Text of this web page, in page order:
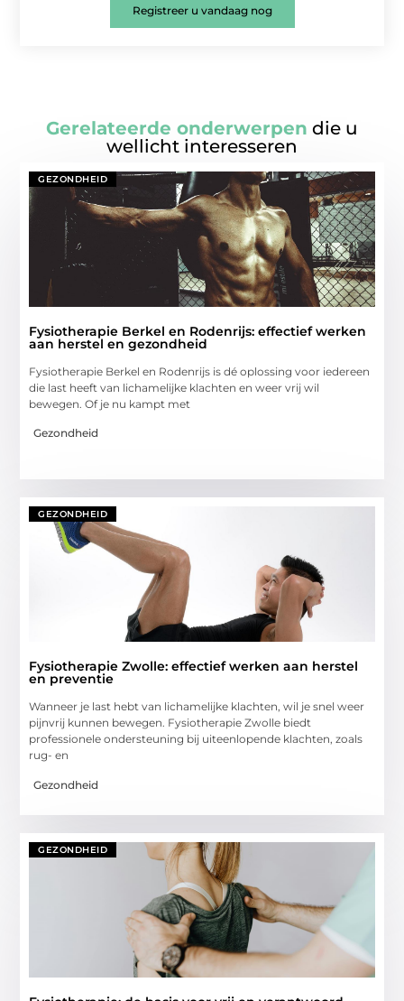
Registreer u vandaag nog
Gerelateerde onderwerpen die u
wellicht interesseren
GEZONDHEID
Fysiotherapie Berkel en Rodenrijs: effectief werken
aan herstel en gezondheid
Fysiotherapie Berkel en Rodenrijs is dé oplossing voor iedereen
die last heeft van lichamelijke klachten en weer vrij wil
bewegen. Of je nu kampt met
Gezondheid
GEZONDHEID
Fysiotherapie Zwolle: effectief werken aan herstel
en preventie
Wanneer je last hebt van lichamelijke klachten, wil je snel weer
pijnvrij kunnen bewegen. Fysiotherapie Zwolle biedt
professionele ondersteuning bij uiteenlopende klachten, zoals
rug- en
Gezondheid
GEZONDHEID